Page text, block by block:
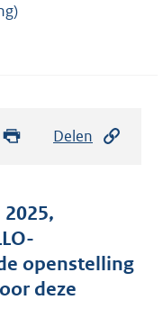
Delen
openstelling
deze